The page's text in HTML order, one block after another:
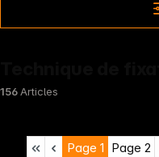
156 Articles
Page 1 Page 2